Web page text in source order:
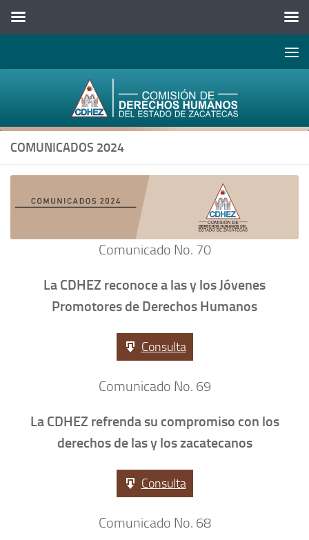
Abrir
COMUNICADOS 2024
Comunicado No. 70
La CDHEZ reconoce a las y los Jóvenes
Promotores de Derechos Humanos
Consulta
Comunicado No. 69
La CDHEZ refrenda su compromiso con los
derechos de las y los zacatecanos
Consulta
Comunicado No. 68